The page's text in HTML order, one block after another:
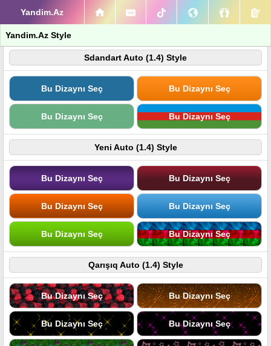
Yandim.Az
Yandim.Az Style
Sdandart Auto (1.4) Style
Bu Dizaynı Seç Bu Dizaynı Seç
Bu Dizaynı Seç Bu Dizaynı Seç
Yeni Auto (1.4) Style
Bu Dizaynı Seç Bu Dizaynı Seç
Bu Dizaynı Seç Bu Dizaynı Seç
Bu Dizaynı Seç Bu Dizaynı Seç
Qarışıq Auto (1.4) Style
Bu Dizaynı Seç Bu Dizaynı Seç
Bu Dizaynı Seç Bu Dizaynı Seç